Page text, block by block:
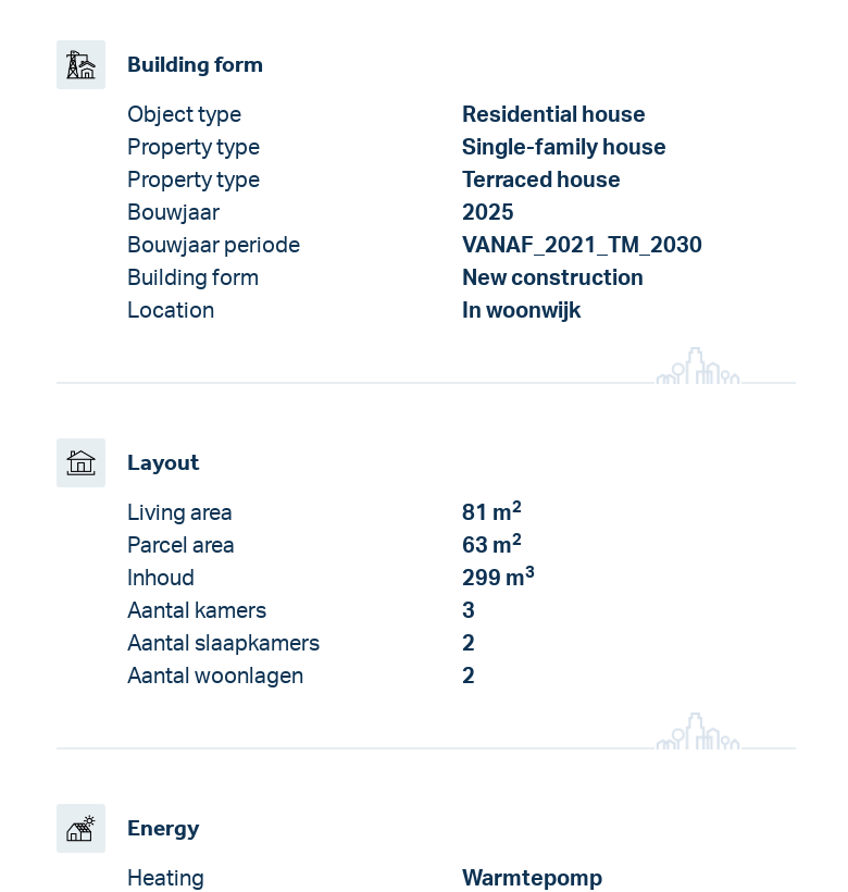
Building form
Object type
Residential house
Property type
Single-family house
Property type
Terraced house
Bouwjaar
2025
Bouwjaar periode
VANAF_2021_TM_2030
Building form
New construction
Location
In woonwijk
Layout
Living area 81 m2
Parcel area 63 m2
Inhoud 299 m3
Aantal kamers
3
Aantal slaapkamers
2
Aantal woonlagen
2
Energy
Heating
Warmtepomp